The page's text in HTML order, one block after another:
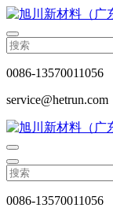
0086-13570011056
service@hetrun.com
0086-13570011056